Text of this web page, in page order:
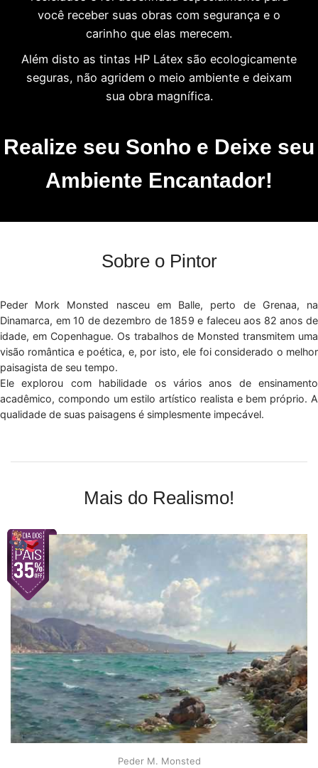
você receber suas obras com segurança e o
carinho que elas merecem.
Além disto as tintas HP Látex são ecologicamente
seguras, não agridem o meio ambiente e deixam
sua obra magnífica.
Realize seu Sonho e Deixe seu
Ambiente Encantador!
Sobre o Pintor
Peder Mork Monsted nasceu em Balle, perto de Grenaa, na
Dinamarca, em 10 de dezembro de 1859 e faleceu aos 82 anos de
idade, em Copenhague. Os trabalhos de Monsted transmitem uma
visão romântica e poética, e, por isto, ele foi considerado o melhor
paisagista de seu tempo.
Ele explorou com habilidade os vários anos de ensinamento
acadêmico, compondo um estilo artístico realista e bem próprio. A
qualidade de suas paisagens é simplesmente impecável.
Mais do Realismo!
Peder M. Monsted